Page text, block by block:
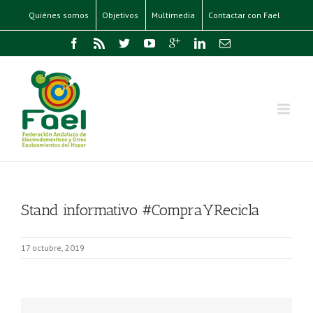
Quiénes somos Objetivos Multimedia Contactar con Fael
Stand informativo #CompraYRecicla
17 octubre, 2019